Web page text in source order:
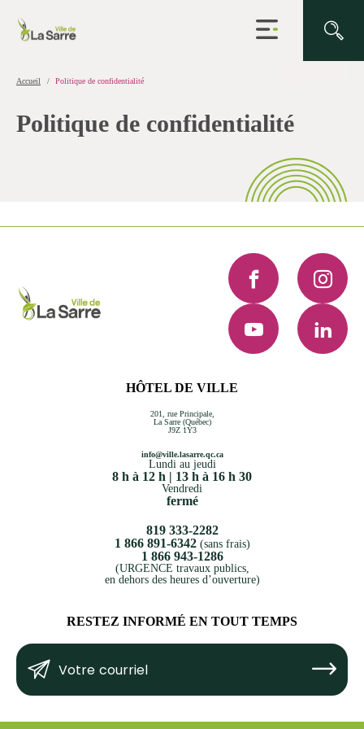
Ouvrir
la
Accueil Politique de confidentialité
Politique de confidentialité
HÔTEL DE VILLE
201, rue Principale,
La Sarre (Québec)
J9Z 1Y3
info@ville.lasarre.qc.ca
Lundi au jeudi
8 h à 12 h | 13 h à 16 h 30
Vendredi
fermé
819 333-2282
1 866 891-6342(sans frais)
1 866 943-1286
(URGENCE travaux publics,
en dehors des heures d’ouverture)
RESTEZ INFORMÉ EN TOUT TEMPS
Votre
courriel
(Nécessaire)
Submit
Facebook
YouTube